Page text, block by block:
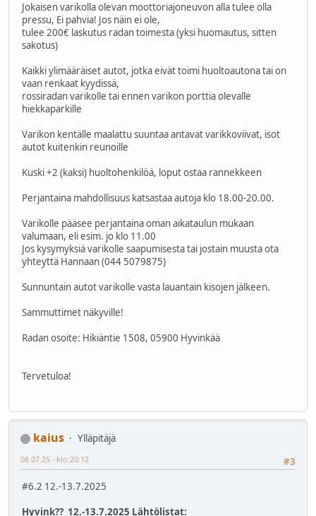
Jokaisen varikolla olevan moottoriajoneuvon alla tulee olla
pressu, Ei pahvia! Jos näin ei ole,
tulee 200€ laskutus radan toimesta (yksi huomautus, sitten
sakotus)
Kaikki ylimääräiset autot, jotka eivät toimi huoltoautona tai on
vaan renkaat kyydissä,
rossiradan varikolle tai ennen varikon porttia olevalle
hiekkaparkille
Varikon kentälle maalattu suuntaa antavat varikkoviivat, isot
autot kuitenkin reunoille
Kuski +2 (kaksi) huoltohenkilöä, loput ostaa rannekkeen
Perjantaina mahdollisuus katsastaa autoja klo 18.00-20.00.
Varikolle pääsee perjantaina oman aikataulun mukaan
valumaan, eli esim. jo klo 11.00
Jos kysymyksiä varikolle saapumisesta tai jostain muusta ota
yhteyttä Hannaan (044 5079875)
Sunnuntain autot varikolle vasta lauantain kisojen jälkeen.
Sammuttimet näkyville!
Radan osoite: Hikiäntie 1508, 05900 Hyvinkää
Tervetuloa!
kaius
Ylläpitäjä
#3
08.07.25 - klo:20:12
#6.2 12.-13.7.2025
Hyvink?? 12.-13.7.2025 Lähtölistat: